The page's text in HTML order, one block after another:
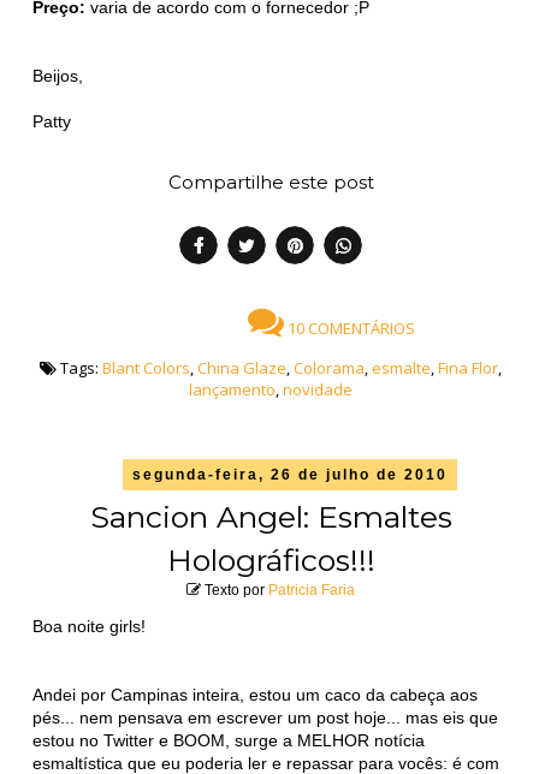
Preço: varia de acordo com o fornecedor ;P
Beijos,
Patty
Compartilhe este post
10 COMENTÁRIOS
Tags: Blant Colors,China Glaze,Colorama,esmalte,Fina Flor,
lançamento,novidade
segunda-feira, 26 de julho de 2010
Sancion Angel: Esmaltes
Holográficos!!!
Texto por Patricia Faria
Boa noite girls!
Andei por Campinas inteira, estou um caco da cabeça aos
pés... nem pensava em escrever um post hoje... mas eis que
estou no Twitter e BOOM, surge a MELHOR notícia
esmaltística que eu poderia ler e repassar para vocês: é com